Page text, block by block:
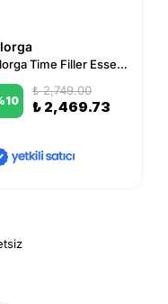
Filorga Time Filler Essence 150 ml
10
₺ 2,749.00
₺ 2,469.73